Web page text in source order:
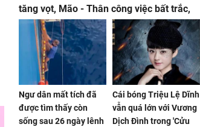
tăng vọt, Mão - Thân công việc bất trắc,
tiền mất tật mang
Ngư dân mất tích đã
được tìm thấy còn
sống sau 26 ngày lênh
Cái bóng Triệu Lệ Dĩnh
vẫn quá lớn với Vương
Dịch Đình trong 'Cửu